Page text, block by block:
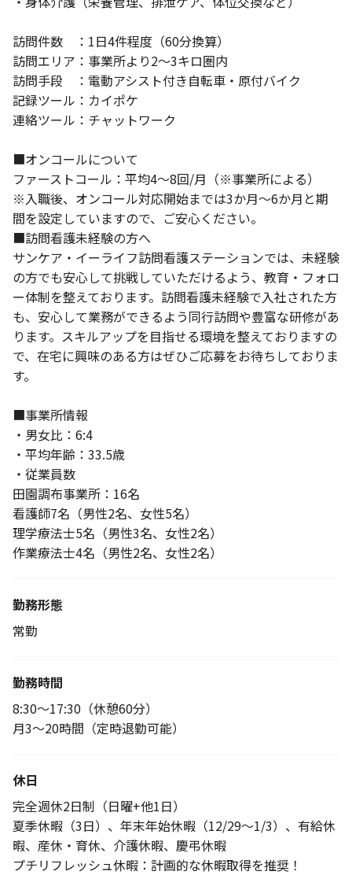
訪問件数 ：1日4件程度（60分換算）
訪問エリア：事業所より2～3キロ圏内
訪問手段 ：電動アシスト付き自転車・原付バイク
記録ツール：カイポケ
連絡ツール：チャットワーク
■オンコールについて
ファーストコール：平均4～8回/月（※事業所による）
※入職後、オンコール対応開始までは3か月～6か月と期
間を設定していますので、ご安心ください。
■訪問看護未経験の方へ
サンケア・イーライフ訪問看護ステーションでは、未経験
の方でも安心して挑戦していただけるよう、教育・フォロ
ー体制を整えております。訪問看護未経験で入社された方
も、安心して業務ができるよう同行訪問や豊富な研修があ
ります。スキルアップを目指せる環境を整えておりますの
で、在宅に興味のある方はぜひご応募をお待ちしておりま
す。
■事業所情報
・男女比：6:4
・平均年齢：33.5歳
・従業員数
田園調布事業所：16名
看護師7名（男性2名、女性5名）
理学療法士5名（男性3名、女性2名）
作業療法士4名（男性2名、女性2名）
勤務形態
常勤
勤務時間
8:30～17:30（休憩60分）
月3～20時間（定時退勤可能）
休日
完全週休2日制（日曜+他1日）
夏季休暇（3日）、年末年始休暇（12/29～1/3）、有給休
暇、産休・育休、介護休暇、慶弔休暇
プチリフレッシュ休暇：計画的な休暇取得を推奨！